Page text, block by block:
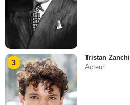
3
Tristan Zanchi
Acteur